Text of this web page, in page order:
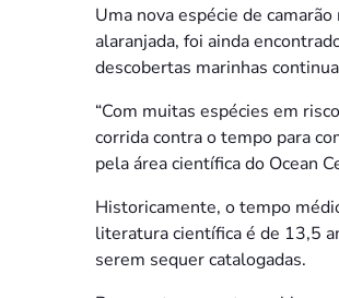
Uma nova espécie de
alaranjada, foi ainda
descobertas marinhas
“Com muitas espécies em
corrida contra o tempo para
pela área científica do Ocean
Historicamente, o tempo
literatura científica é de 13,5
serem sequer catalogadas.